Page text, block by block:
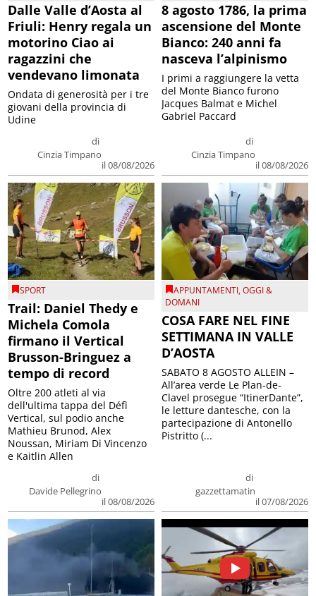
Dalle Valle d’Aosta al
Friuli: Henry regala un
motorino Ciao ai
ragazzini che
vendevano limonata
di
Cinzia Timpano
il 08/08/2026
Ondata di generosità per i tre
giovani della provincia di
Udine
8 agosto 1786, la prima
ascensione del Monte
Bianco: 240 anni fa
nasceva l’alpinismo
di
Cinzia Timpano
il 08/08/2026
I primi a raggiungere la vetta
del Monte Bianco furono
Jacques Balmat e Michel
Gabriel Paccard
SPORT
Trail: Daniel Thedy e
Michela Comola
firmano il Vertical
Brusson-Bringuez a
tempo di record
di
Davide Pellegrino
il 08/08/2026
Oltre 200 atleti al via
dell'ultima tappa del Défì
Vertical, sul podio anche
Mathieu Brunod, Alex
Noussan, Miriam Di Vincenzo
e Kaitlin Allen
APPUNTAMENTI,OGGI &
DOMANI
COSA FARE NEL FINE
SETTIMANA IN VALLE
D’AOSTA
di
gazzettamatin
il 07/08/2026
SABATO 8 AGOSTO ALLEIN –
All’area verde Le Plan-de-
Clavel prosegue “ItinerDante”,
le letture dantesche, con la
partecipazione di Antonello
Pistritto (...